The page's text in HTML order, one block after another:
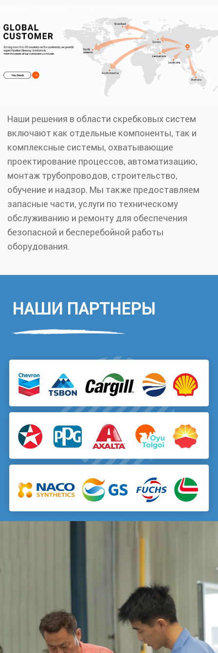
Наши решения в области скребковых систем
включают как отдельные компоненты, так и
комплексные системы, охватывающие
проектирование процессов, автоматизацию,
монтаж трубопроводов, строительство,
обучение и надзор. Мы также предоставляем
запасные части, услуги по техническому
обслуживанию и ремонту для обеспечения
безопасной и бесперебойной работы
оборудования.
НАШИ ПАРТНЕРЫ